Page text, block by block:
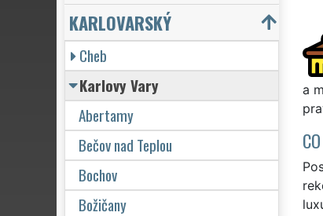
a
KARLOVARSKÝ
Cheb
Karlovy Vary
Abertamy
Bečov nad Teplou
Bochov
Božičany